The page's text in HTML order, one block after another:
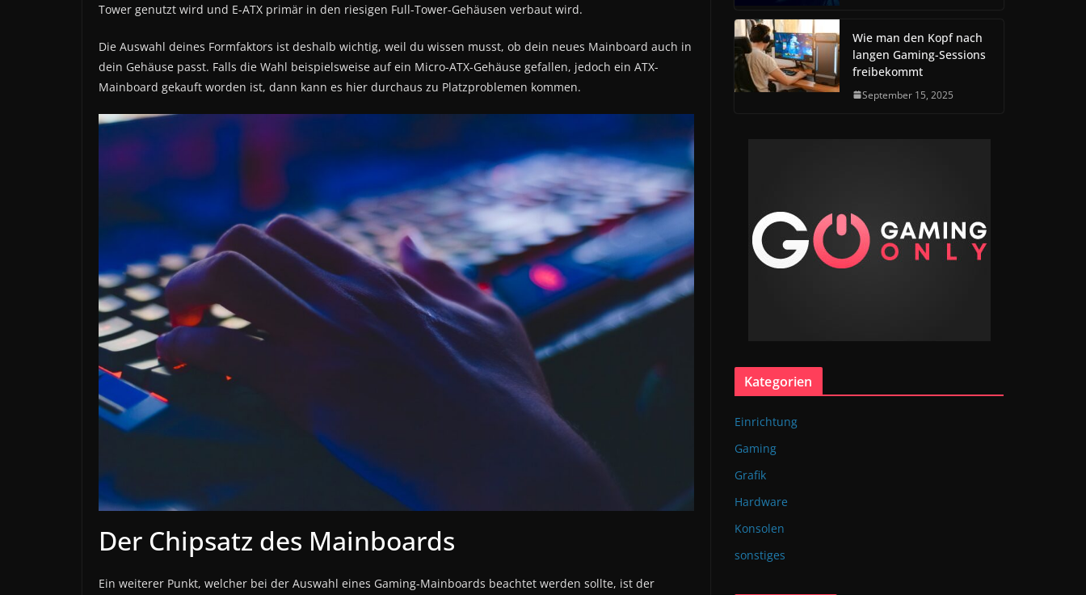
Tower genutzt wird und E-ATX primär in den riesigen Full-Tower-Gehäusen verbaut wird.
Die Auswahl deines Formfaktors ist deshalb wichtig, weil du wissen musst, ob dein neues Mainboard auch in
dein Gehäuse passt. Falls die Wahl beispielsweise auf ein Micro-ATX-Gehäuse gefallen, jedoch ein ATX-
Mainboard gekauft worden ist, dann kann es hier durchaus zu Platzproblemen kommen.
Der Chipsatz des Mainboards
Ein weiterer Punkt, welcher bei der Auswahl eines Gaming-Mainboards beachtet werden sollte, ist der
Wie man den Kopf nach
langen Gaming-Sessions
freibekommt
September 15, 2025
Kategorien
Einrichtung
Gaming
Grafik
Hardware
Konsolen
sonstiges